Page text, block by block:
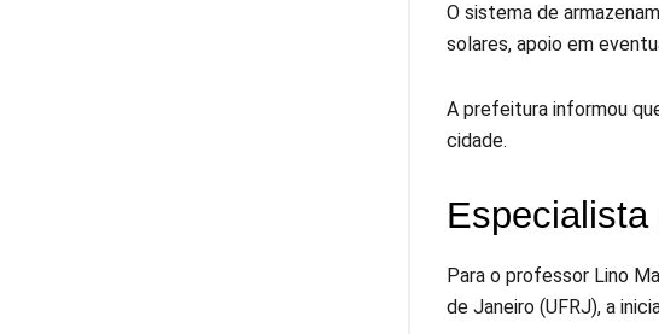
O sistema de
solares, apoio em
A prefeitura informou
cidade.
Para o professor Lino
de Janeiro (UFRJ), a